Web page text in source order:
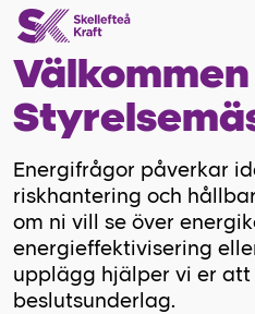
Energifrågor påverkar
riskhantering och
om ni vill se över
energieffektivisering
upplägg hjälper vi er
beslutsunderlag.